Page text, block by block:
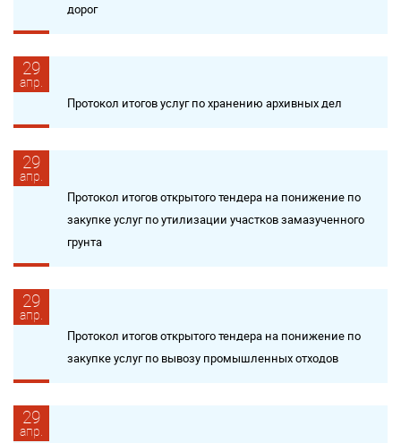
дорог
29
апр.
Протокол итогов услуг по хранению архивных дел
29
апр.
Протокол итогов открытого тендера на понижение по
закупке услуг по утилизации участков замазученного
грунта
29
апр.
Протокол итогов открытого тендера на понижение по
закупке услуг по вывозу промышленных отходов
29
апр.